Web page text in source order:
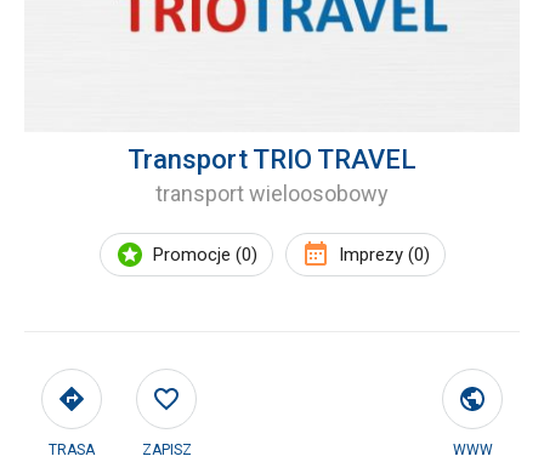
Transport TRIO TRAVEL
transport wieloosobowy
Promocje (0) Imprezy (0)
TRASA ZAPISZ WWW